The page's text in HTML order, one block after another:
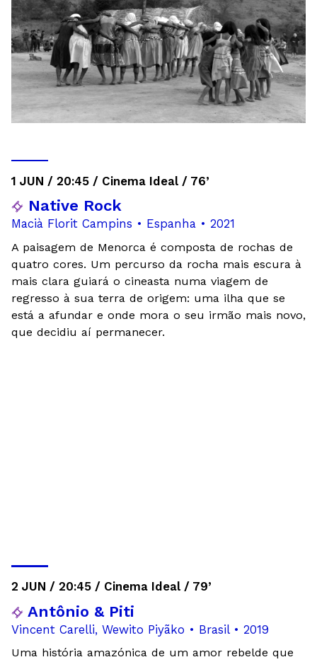
1 JUN / 20:45 / Cinema Ideal / 76’
Native Rock
Macià Florit Campins • Espanha • 2021
A paisagem de Menorca é composta de rochas de
quatro cores. Um percurso da rocha mais escura à
mais clara guiará o cineasta numa viagem de
regresso à sua terra de origem: uma ilha que se
está a afundar e onde mora o seu irmão mais novo,
que decidiu aí permanecer.
2 JUN / 20:45 / Cinema Ideal / 79’
Antônio & Piti
Vincent Carelli, Wewito Piyãko • Brasil • 2019
Uma história amazónica de um amor rebelde que